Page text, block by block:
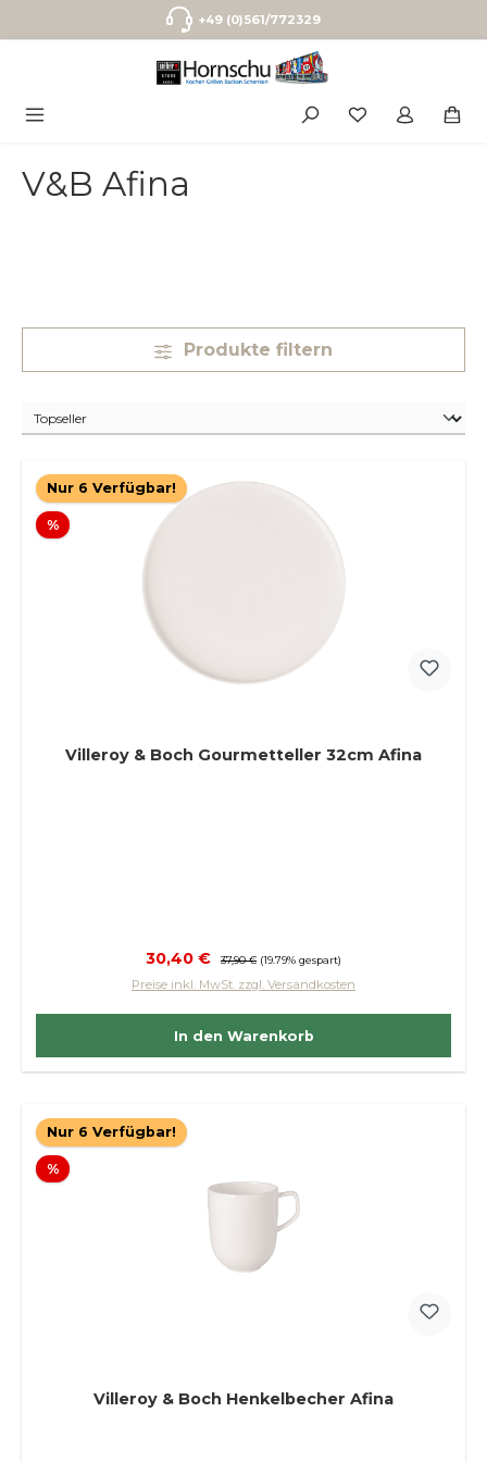
Zum Hauptinhalt springen+49 (0)561/772329
V&B Afina
Produkte filtern
Nur 6 Verfügbar!
%Rabatt
Villeroy & Boch Gourmetteller 32cm Afina
Verkaufspreis:
30,40 € Regulärer Preis:
37,90 € (19.79% gespart)
Preise inkl. MwSt. zzgl. Versandkosten
In den Warenkorb
Nur 6 Verfügbar!
%Rabatt
Villeroy & Boch Henkelbecher Afina